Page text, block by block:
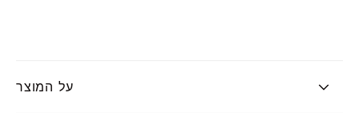
על המוצר